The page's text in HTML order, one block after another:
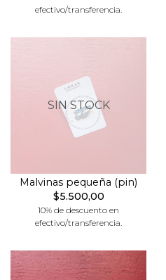
efectivo/transferencia.
SIN STOCK
Malvinas pequeña (pin)
$5.500,00
10% de descuento en
efectivo/transferencia.